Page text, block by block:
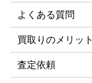
よくある質問
買取りのメリット
査定依頼